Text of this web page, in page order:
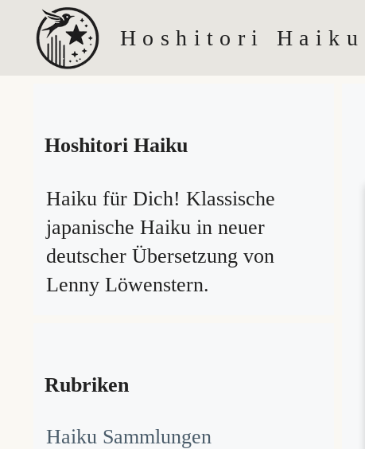
Inhalt
springen
Hoshitori Haiku
Hoshitori Haiku
Haiku für Dich! Klassische
japanische Haiku in neuer
deutscher Übersetzung von
Lenny Löwenstern.
Rubriken
Haiku Sammlungen